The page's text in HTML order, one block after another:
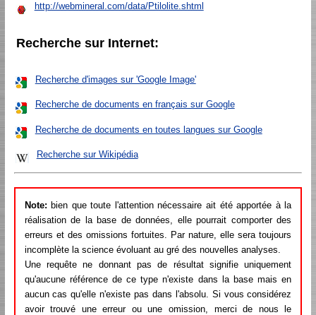
http://webmineral.com/data/Ptilolite.shtml
Recherche sur Internet:
Recherche d'images sur 'Google Image'
Recherche de documents en français sur Google
Recherche de documents en toutes langues sur Google
Recherche sur Wikipédia
Note: bien que toute l'attention nécessaire ait été apportée à la
réalisation de la base de données, elle pourrait comporter des
erreurs et des omissions fortuites. Par nature, elle sera toujours
incomplète la science évoluant au gré des nouvelles analyses.
Une requête ne donnant pas de résultat signifie uniquement
qu'aucune référence de ce type n'existe dans la base mais en
aucun cas qu'elle n'existe pas dans l'absolu. Si vous considérez
avoir trouvé une erreur ou une omission, merci de nous le